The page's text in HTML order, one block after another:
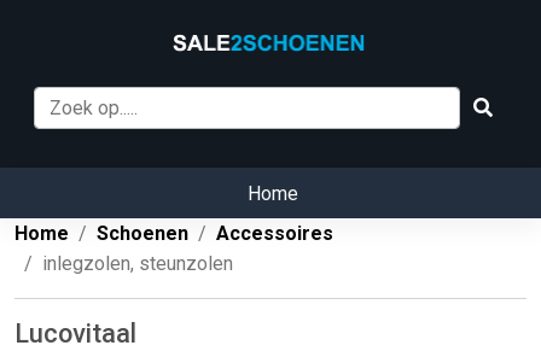
Home
Home
Schoenen
Accessoires
inlegzolen, steunzolen
Lucovitaal